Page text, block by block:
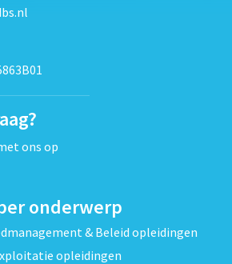
ons op
onderwerp
& Beleid opleidingen
opleidingen